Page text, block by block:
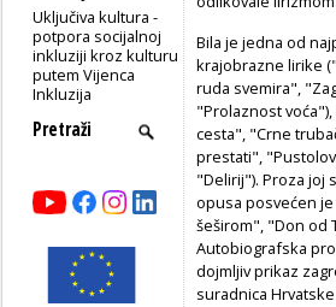
Uključiva kultura -
potpora socijalnoj
inkluziji kroz kulturu
putem Vijenca
Inkluzija
Bila je jedna od
krajobrazne lirike
ruda svemira",
"Prolaznost
cesta", "Crne
prestati",
"Delirij"). Proza joj
opusa posvećen
šeširom", "Don od
Autobiografska
dojmljiv prikaz
suradnica